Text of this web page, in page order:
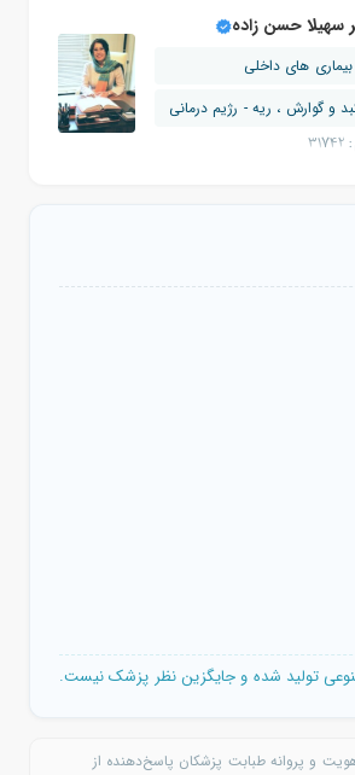
سهیلا حسن زاده
های داخلی
و گوارش ، ریه - رژیم درمانی
تولید شده و جایگزین نظر پزشک نیست.
و پروانه طبابت پزشکان پاسخ‌دهنده از